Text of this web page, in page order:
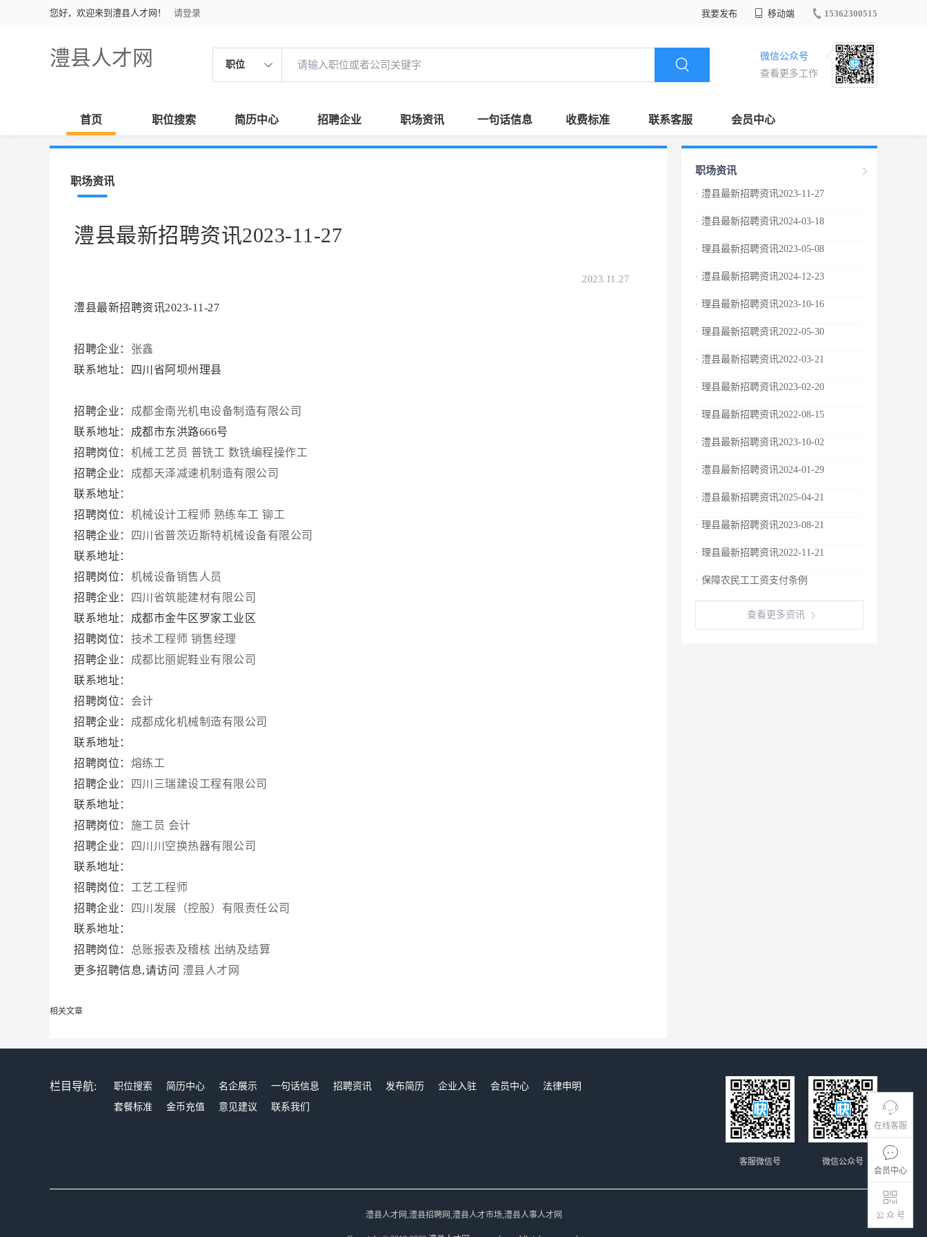
您好，欢迎来到澧县人才网！ 请登录 我要发布 移动端 15362300515
澧县人才网 职位
微信公众号
查看更多工作
首页 职位搜索 简历中心 招聘企业 职场资讯 一句话信息 收费标准 联系客服 会员中心
在线客服
会员中心
公 众 号
职场资讯
澧县最新招聘资讯2023-11-27
2023.11.27
澧县最新招聘资讯2023-11-27
招聘企业： 张鑫
联系地址：四川省阿坝州理县
招聘企业： 成都金南光机电设备制造有限公司
联系地址：成都市东洪路666号
招聘岗位： 机械工艺员 普铣工 数铣编程操作工
招聘企业： 成都天泽减速机制造有限公司
联系地址：
招聘岗位： 机械设计工程师 熟练车工 铆工
招聘企业：
四川省普茨迈斯特机械设备有限公司
联系地址：
招聘岗位： 机械设备销售人员
招聘企业：
四川省筑能建材有限公司
联系地址：成都市金牛区罗家工业区
招聘岗位： 技术工程师 销售经理
招聘企业： 成都比丽妮鞋业有限公司
联系地址：
招聘岗位： 会计
招聘企业： 成都成化机械制造有限公司
联系地址：
招聘岗位： 熔练工
招聘企业：
四川三瑞建设工程有限公司
联系地址：
招聘岗位： 施工员 会计
招聘企业：
四川川空换热器有限公司
联系地址：
招聘岗位： 工艺工程师
招聘企业：
四川发展（控股）有限责任公司
联系地址：
招聘岗位： 总账报表及稽核 出纳及结算
更多招聘信息,请访问 澧县人才网
相关文章
职场资讯
· 澧县最新招聘资讯2023-11-27
· 澧县最新招聘资讯2024-03-18
· 理县最新招聘资讯2023-05-08
· 澧县最新招聘资讯2024-12-23
· 理县最新招聘资讯2023-10-16
· 理县最新招聘资讯2022-05-30
· 澧县最新招聘资讯2022-03-21
· 理县最新招聘资讯2023-02-20
· 理县最新招聘资讯2022-08-15
· 澧县最新招聘资讯2023-10-02
· 澧县最新招聘资讯2024-01-29
· 澧县最新招聘资讯2025-04-21
· 理县最新招聘资讯2023-08-21
· 理县最新招聘资讯2022-11-21
· 保障农民工工资支付条例
查看更多资讯
栏目导航: 职位搜索 简历中心 名企展示 一句话信息 招聘资讯 发布简历 企业入驻 会员中心
法律申明
套餐标准
金币充值 意见建议 联系我们
微信公众号
客服微信号
澧县人才网,澧县招聘网,澧县人才市场,澧县人事人才网